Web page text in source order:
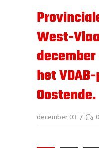
West-
december
het
Oostende.
december 03 0